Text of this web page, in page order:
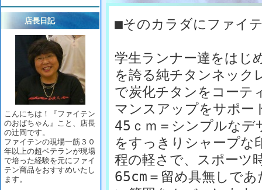
店長日記
こんにちは！『ファイテン
のおばちゃん』こと、店長
の辻岡です。
ファイテンの現場一筋３０
年以上の超ベテランが現場
で培った経験を元にファイ
テン商品をおすすめいたし
ます。
■そのカラダにファイ
学生ランナー達をはじ
を誇る純チタンネック
で炭化チタンをコーテ
マンスアップをサポー
45ｃｍ＝シンプルなデ
をすっきりシャープな
程の軽さで、スポーツ
65cm＝留め具無しで